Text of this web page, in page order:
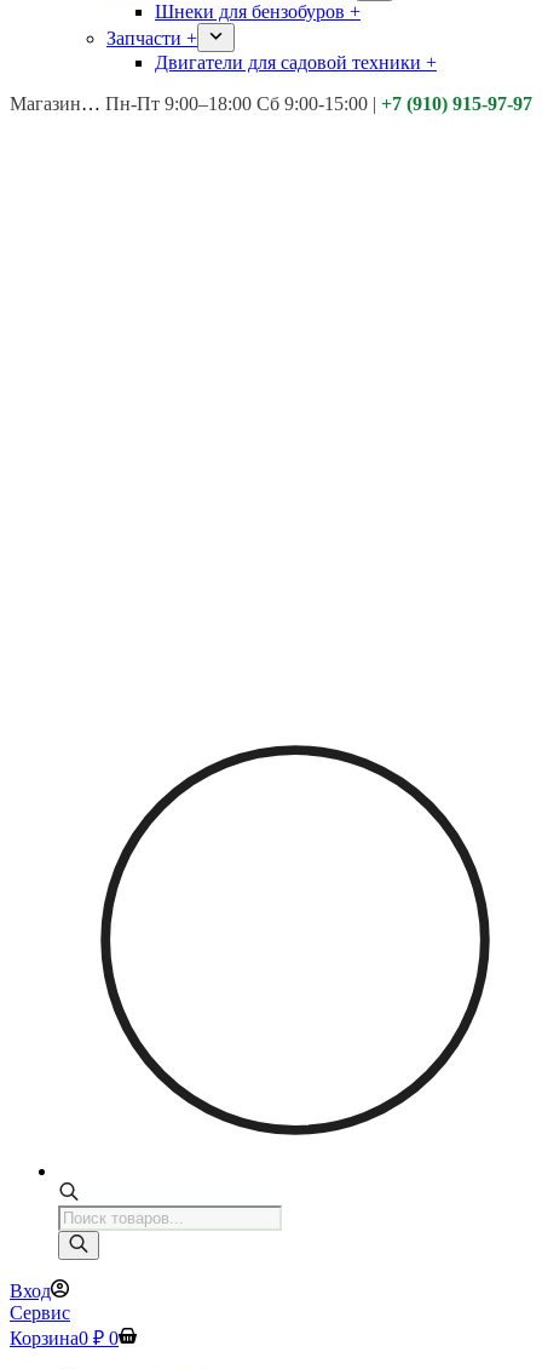
Шнеки для бензобуров +
Запчасти +
Двигатели для садовой техники +
Магазины: Калуга ул. Московская д.113
Пн-Пт 9:00–18:00 Сб 9:00-15:00 | +7 (910) 915-97-97
Поиск
товаров
Вход
Сервис
Корзина0 ₽ 0